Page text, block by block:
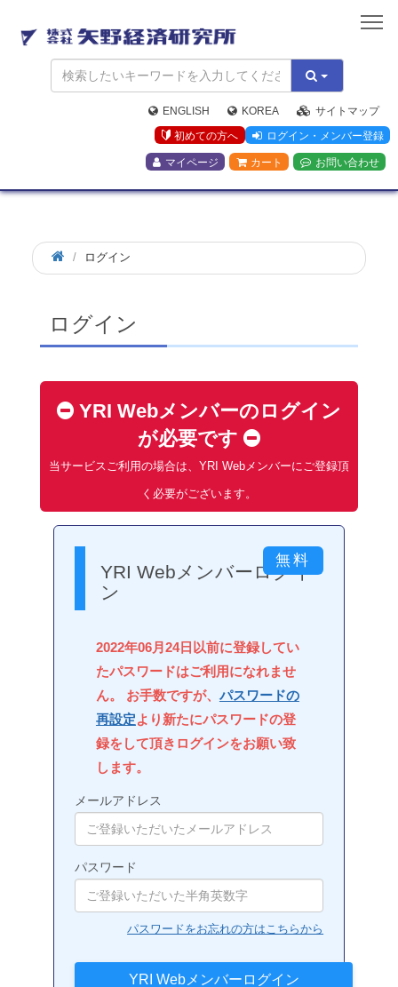
矢
野
経
済
研
究
所
ENGLISH KOREA
サイトマップ
初めての方へ
ログイン・メンバー登録
マイページ カート お問い合わせ
ログイン
ログイン
YRI Webメンバーのログイン
が必要です
当サービスご利用の場合は、YRI Webメンバーにご登録頂
く必要がございます。
YRI Webメンバーログイ
ン
2022年06月24日以前に登録してい
たパスワードはご利用になれませ
ん。 お手数ですが、 パスワードの
再設定より新たにパスワードの登
録をして頂きログインをお願い致
します。
メールアドレス
パスワード
パスワードをお忘れの方はこちらから